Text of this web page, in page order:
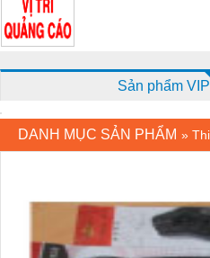
Sản phẩm
DANH MỤC SẢN PHẨM »